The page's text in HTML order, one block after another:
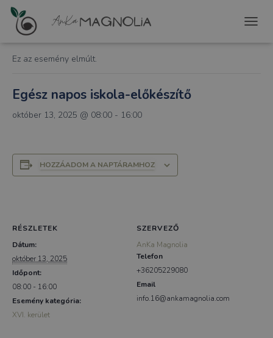
« Összes Események
Ez az esemény elmúlt.
Egész napos iskola-előkészítő
október 13, 2025 @ 08:00 - 16:00
HOZZÁADOM A NAPTÁRAMHOZ
RÉSZLETEK
Dátum:
október 13, 2025
Időpont:
08:00 - 16:00
Esemény kategória:
XVI. kerület
SZERVEZŐ
AnKa Magnolia
Telefon
+36205229080
Email
info.16@ankamagnolia.com